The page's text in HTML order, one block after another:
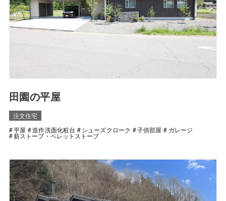
田園の平屋
注文住宅
平屋
造作洗面化粧台 シューズクローク 子供部屋 ガレージ
薪ストーブ・ペレットストーブ